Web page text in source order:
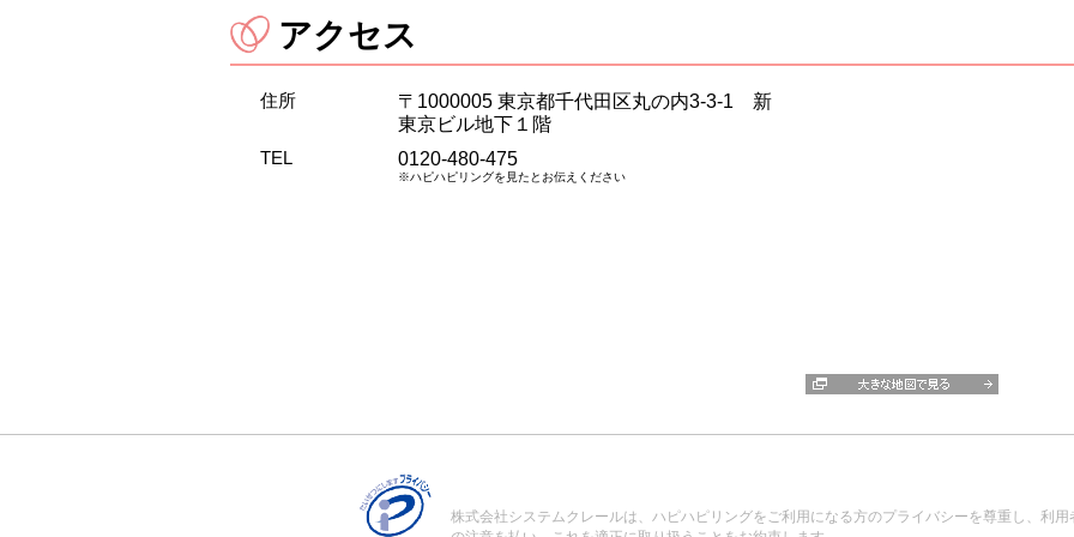
アクセス
住所
〒1000005 東京都千代田区丸の内3-3-1 新
東京ビル地下１階
TEL
0120-480-475
※ハピハピリングを見たとお伝えください
株式会社システムクレールは、ハピハピリングをご利用になる方のプライバシーを尊重し、利